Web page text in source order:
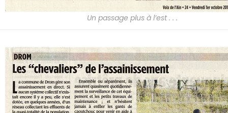
Un passage plus à l’est . . .